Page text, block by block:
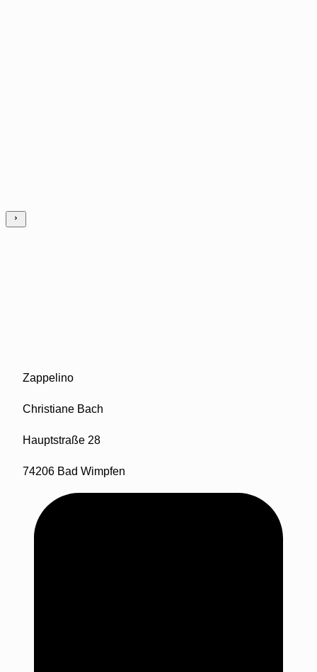
Zappelino
Christiane Bach
Hauptstraße 28
74206 Bad Wimpfen